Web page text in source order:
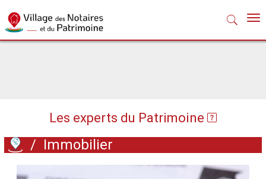
Les experts du Patrimoine
/ Immobilier